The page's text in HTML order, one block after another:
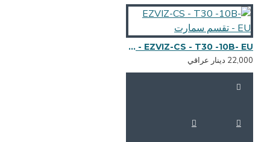
EZVIZ-CS - T30 -10B- EU - تقسم سمارت
دينار عراقي